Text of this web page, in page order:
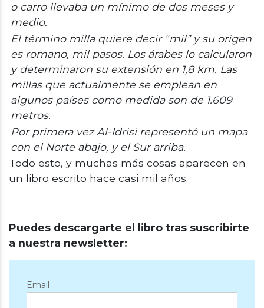
o carro llevaba un mínimo de dos meses y
medio.
El término milla quiere decir “mil” y su origen
es romano, mil pasos. Los árabes lo calcularon
y determinaron su extensión en 1,8 km. Las
millas que actualmente se emplean en
algunos países como medida son de 1.609
metros.
Por primera vez Al-Idrisi representó un mapa
con el Norte abajo, y el Sur arriba.
Todo esto, y muchas más cosas aparecen en
un libro escrito hace casi mil años.
Puedes descargarte el libro tras suscribirte
a nuestra newsletter:
Email